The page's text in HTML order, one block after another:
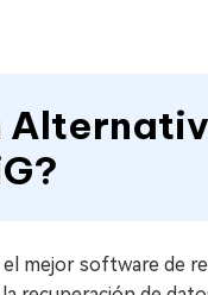
mejor software de